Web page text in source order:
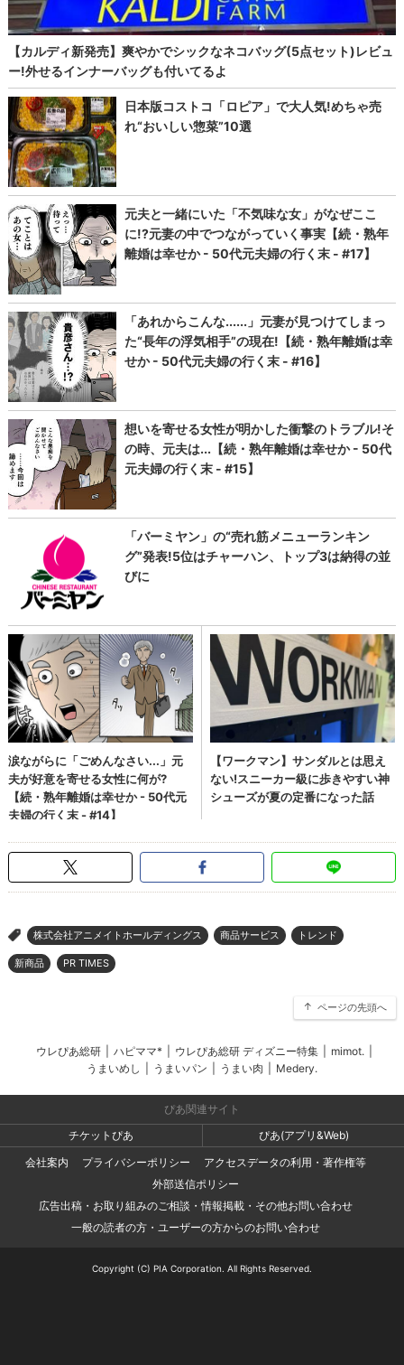
> 株式会社アニメイトホールディングス 商品サービス トレンド
新商品 PR TIMES
ページの先頭へ
ウレぴあ総研 ハピママ* ウレぴあ総研 ディズニー特集 mimot.
うまいめし
うまいパン うまい肉 Medery.
ぴあ関連サイト
チケットぴあ
ぴあ(アプリ&Web)
会社案内
プライバシーポリシー
アクセスデータの利用・著作権等
外部送信ポリシー
広告出稿・お取り組みのご相談・情報掲載・その他お問い合わせ
一般の読者の方・ユーザーの方からのお問い合わせ
Copyright (C) PIA Corporation. All Rights Reserved.